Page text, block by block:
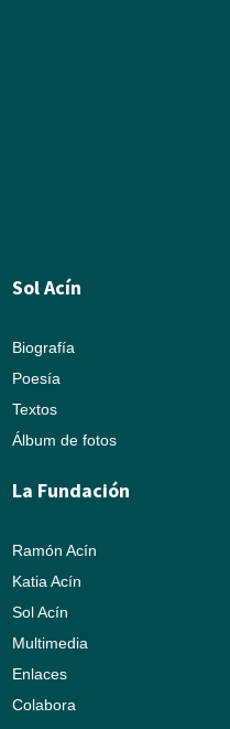
Sol Acín
Biografía
Poesía
Textos
Álbum de fotos
La Fundación
Ramón Acín
Katia Acín
Sol Acín
Multimedia
Enlaces
Colabora